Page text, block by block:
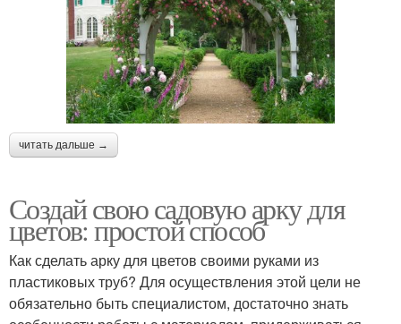
читать дальше →
Создай свою садовую арку для
цветов: простой способ
Как сделать арку для цветов своими руками из
пластиковых труб? Для осуществления этой цели не
обязательно быть специалистом, достаточно знать